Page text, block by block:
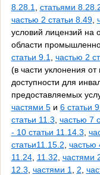
8.28.1
статьями
частью 2 статьи 8.49,
условий лицензий на
области
статьи 9.1
частью 2
(в части уклонения
доступности для
предоставляемых
частями 5и 6 статьи
статьи 11.3 частью 7
- 10 статьи 11.14.3
статьи11.15.2 частью
11.24, 11.32 частями
12.3 частями 1 2